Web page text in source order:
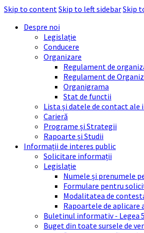
Skip to contentSkip to left sidebarSkip
Despre noi
Legislație
Conducere
Organizare
Regulament de
Regulament de
Organigrama
Stat de functii
Lista și datele de contact
Carieră
Programe și Strategii
Rapoarte și Studii
Informații de interes public
Solicitare informații
Legislație
Numele și prenumele
Formulare pentru
Modalitatea de
Rapoartele de aplicare
Buletinul informativ - Legea
Buget din toate sursele de